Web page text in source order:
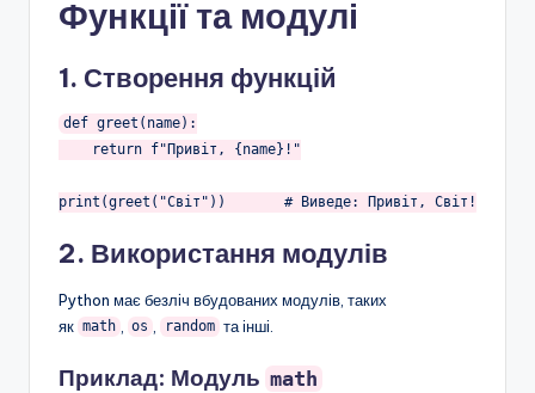
Функції та модулі
1. Створення функцій
def greet (name) :
return f"Привіт, {name}!"
print(greet( "Світ" )) # Виведе: Привіт, Світ!
2. Використання модулів
Python має безліч вбудованих модулів, таких
як math os random та інші.
Приклад: Модуль math